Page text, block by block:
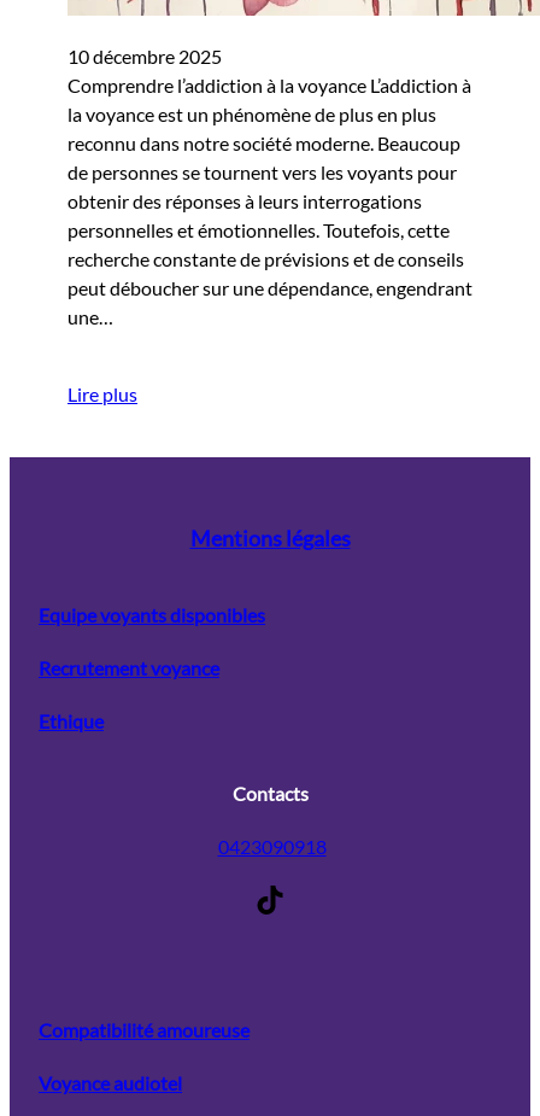
10 décembre 2025
Comprendre l’addiction à la voyance L’addiction à
la voyance est un phénomène de plus en plus
reconnu dans notre société moderne. Beaucoup
de personnes se tournent vers les voyants pour
obtenir des réponses à leurs interrogations
personnelles et émotionnelles. Toutefois, cette
recherche constante de prévisions et de conseils
peut déboucher sur une dépendance, engendrant
une…
Lire plus
Mentions légales
Equipe voyants disponibles
Recrutement voyance
Ethique
Contacts
0423090918
TikTok
Compatibilité amoureuse
Voyance audiotel